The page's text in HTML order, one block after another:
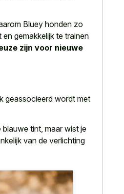
Bluey honden zo
gemakkelijk te trainen
zijn voor nieuwe
geassocieerd wordtmet
tint, maar wist je
van de verlichting